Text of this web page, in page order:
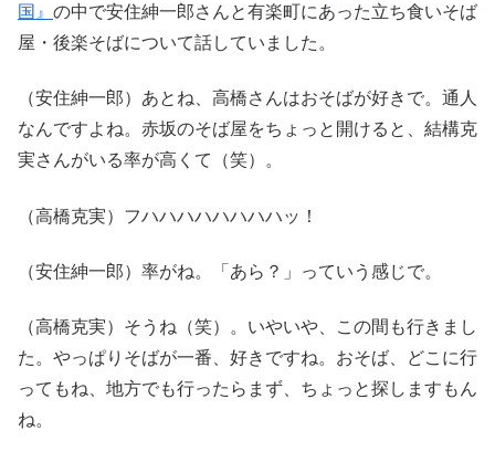
国』 の中で安住紳一郎さんと有楽町にあった立ち食いそば
屋・後楽そばについて話していました。
（安住紳一郎）あとね、高橋さんはおそばが好きで。通人
なんですよね。赤坂のそば屋をちょっと開けると、結構克
実さんがいる率が高くて（笑）。
（高橋克実）フハハハハハハハハッ！
（安住紳一郎）率がね。「あら？」っていう感じで。
（高橋克実）そうね（笑）。いやいや、この間も行きまし
た。やっぱりそばが一番、好きですね。おそば、どこに行
ってもね、地方でも行ったらまず、ちょっと探しますもん
ね。